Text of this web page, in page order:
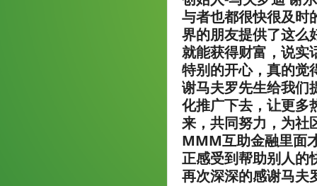
与者也都很快很及时
界的朋友提供了这么
就能获得财富，说实
特别的开心，真的觉
谢马夫罗先生给我
化推广下去，让更多
来，共同努力，为社
MMM互助金融里面
正感受到帮助别人的
再次深深的感谢马夫